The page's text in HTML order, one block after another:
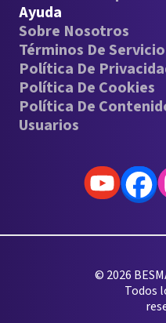
Ayuda
Sobre Nosotros
Términos De Servicio
Política De
Política De Cookies
Política De
Usuarios
© 2026
Todos